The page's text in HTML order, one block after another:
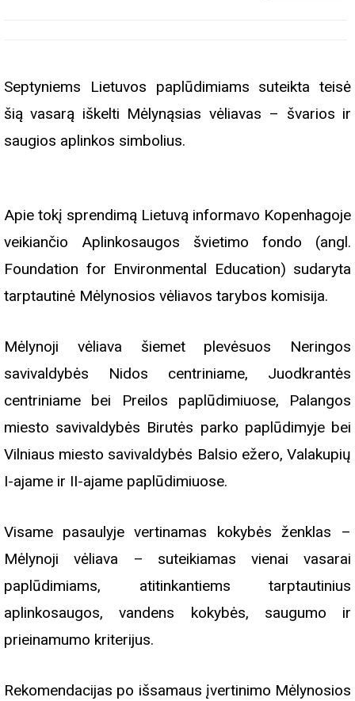
Septyniems Lietuvos paplūdimiams suteikta teisė
šią vasarą iškelti Mėlynąsias vėliavas – švarios ir
saugios aplinkos simbolius.
Apie tokį sprendimą Lietuvą informavo Kopenhagoje
veikiančio Aplinkosaugos švietimo fondo (angl.
Foundation for Environmental Education) sudaryta
tarptautinė Mėlynosios vėliavos tarybos komisija.
Mėlynoji vėliava šiemet plevėsuos Neringos
savivaldybės Nidos centriniame, Juodkrantės
centriniame bei Preilos paplūdimiuose, Palangos
miesto savivaldybės Birutės parko paplūdimyje bei
Vilniaus miesto savivaldybės Balsio ežero, Valakupių
I-ajame ir II-ajame paplūdimiuose.
Visame pasaulyje vertinamas kokybės ženklas –
Mėlynoji vėliava – suteikiamas vienai vasarai
paplūdimiams, atitinkantiems tarptautinius
aplinkosaugos, vandens kokybės, saugumo ir
prieinamumo kriterijus.
Rekomendacijas po išsamaus įvertinimo Mėlynosios